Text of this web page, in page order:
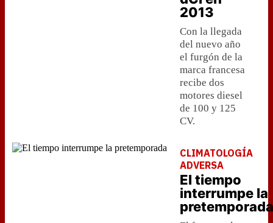
2013
Con la llegada
del nuevo año
el furgón de la
marca francesa
recibe dos
motores diesel
de 100 y 125
CV.
CLIMATOLOGÍA
ADVERSA
El tiempo
interrumpe la
pretemporada